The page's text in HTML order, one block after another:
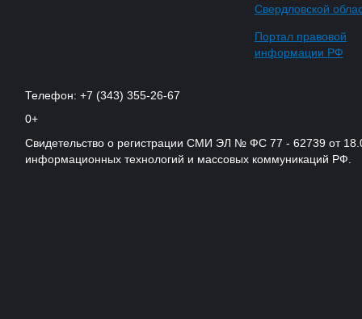
Свердловской
Портал правовой
информации РФ
Телефон: +7 (343) 355-26-67
0+
Свидетельство о регистрации СМИ ЭЛ № ФС 77 - 62739 от
информационных технологий и массовых коммуникаций РФ.